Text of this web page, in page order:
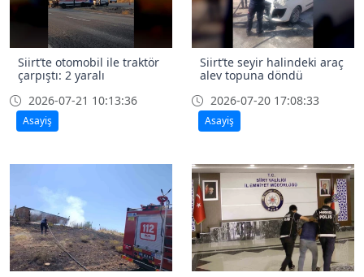
Siirt’te otomobil ile traktör
çarpıştı: 2 yaralı
2026-07-21 10:13:36
Asayiş
Siirt’te seyir halindeki araç
alev topuna döndü
2026-07-20 17:08:33
Asayiş